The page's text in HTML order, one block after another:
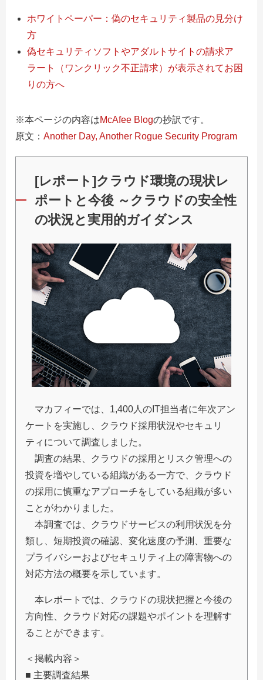
ホワイトペーパー：偽のセキュリティ製品の見分け
方
偽セキュリティソフトやアダルトサイトの請求ア
ラート（ワンクリック不正請求）が表示されてお困
りの方へ
※本ページの内容はMcAfee Blogの抄訳です。
原文： Another Day, Another Rogue Security Program
[レポート]クラウド環境の現状レ
ポートと今後 ～クラウドの安全性
の状況と実用的ガイダンス
マカフィーでは、1,400人のIT担当者に年次アン
ケートを実施し、クラウド採用状況やセキュリ
ティについて調査しました。
調査の結果、クラウドの採用とリスク管理への
投資を増やしている組織がある一方で、クラウド
の採用に慎重なアプローチをしている組織が多い
ことがわかりました。
本調査では、クラウドサービスの利用状況を分
類し、短期投資の確認、変化速度の予測、重要な
プライバシーおよびセキュリティ上の障害物への
対応方法の概要を示しています。
本レポートでは、クラウドの現状把握と今後の
方向性、クラウド対応の課題やポイントを理解す
ることができます。
＜掲載内容＞
■ 主要調査結果